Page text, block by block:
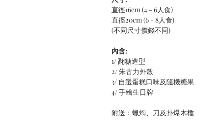
直徑16cm (4 - 6人食)
直徑20cm (6 - 8人食)
(不同尺寸價錢不同)
內含:
1/ 翻糖造型
2/ 朱古力外殼
3/ 自選蛋糕口味及隨機糖果
4/ 手繪生日牌
附送：蠟燭、刀及扑爆木棰